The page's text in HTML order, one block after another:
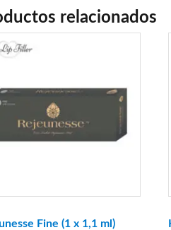
relacionados
Fine (1 x 1,1 ml)